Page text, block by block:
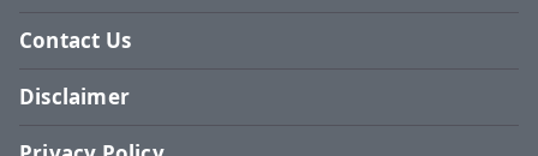
Contact Us
Disclaimer